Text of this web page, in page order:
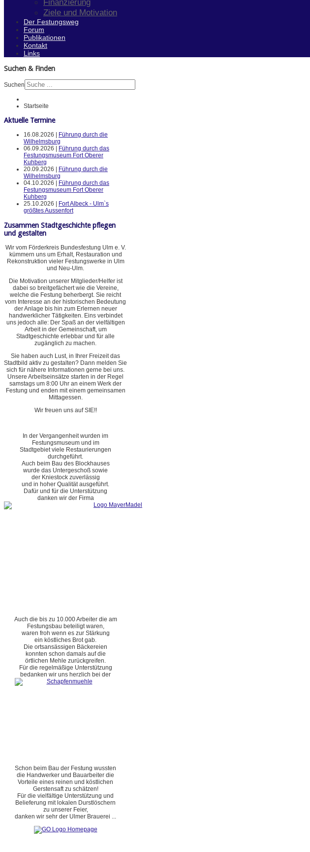
Finanzierung
Ziele und Motivation
Der Festungsweg
Forum
Publikationen
Kontakt
Links
Suchen & Finden
Suchen
Startseite
Aktuelle Termine
16.08.2026 |
Führung durch die
Wilhelmsburg
06.09.2026 |
Führung durch das
Festungsmuseum Fort Oberer
Kuhberg
20.09.2026 |
Führung durch die
Wilhelmsburg
04.10.2026 |
Führung durch das
Festungsmuseum Fort Oberer
Kuhberg
25.10.2026 |
Fort Albeck - Ulm`s
größtes Aussenfort
Zusammen Stadtgeschichte pflegen
und gestalten
Wir vom Förderkreis Bundesfestung Ulm e. V.
kümmern uns um Erhalt, Restauration und
Rekonstruktion vieler Festungswerke in Ulm
und Neu-Ulm.
Die Motivation unserer Mitglieder/Helfer ist
dabei so breitgefächert wie die Vereine,
welche die Festung beherbergt. Sie reicht
vom Interesse an der historischen Bedeutung
der Anlage bis hin zum Erlernen neuer
handwerklicher Tätigkeiten. Eins verbindet
uns jedoch alle: Der Spaß an der vielfältigen
Arbeit in der Gemeinschaft, um
Stadtgeschichte erlebbar und für alle
zugänglich zu machen.
Sie haben auch Lust, in Ihrer Freizeit das
Stadtbild aktiv zu gestalten? Dann melden Sie
sich für nähere Informationen gerne bei uns.
Unsere Arbeitseinsätze starten in der Regel
samstags um 8:00 Uhr an einem Werk der
Festung und enden mit einem gemeinsamen
Mittagessen.
Wir freuen uns auf SIE!!
In der Vergangenheit wurden im
Festungsmuseum und im
Stadtgebiet viele Restaurierungen
durchgeführt.
Auch beim Bau des Blockhauses
wurde das Untergeschoß sowie
der Kniestock zuverlässig
und in hoher Qualität ausgeführt.
Dafür und für die Unterstützung
danken wir der Firma
Auch die bis zu 10.000 Arbeiter die am
Festungsbau beteiligt waren,
waren froh wenn es zur Stärkung
ein köstliches Brot gab.
Die ortsansässigen Bäckereien
konnten schon damals auf die
örtlichen Mehle zurückgreifen.
Für die regelmäßige Unterstützung
bedanken wir uns herzlich bei der
Schon beim Bau der Festung wussten
die Handwerker und Bauarbeiter die
Vorteile eines reinen und köstlichen
Gerstensaft zu schätzen!
Für die vielfältige Unterstützung und
Belieferung mit lokalen Durstlöschern
zu unserer Feier,
danken wir sehr der Ulmer Brauerei ...